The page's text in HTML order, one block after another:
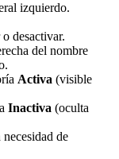
izquierdo.
desactivar.
del nombre
Activa (visible
Inactiva (oculta
de